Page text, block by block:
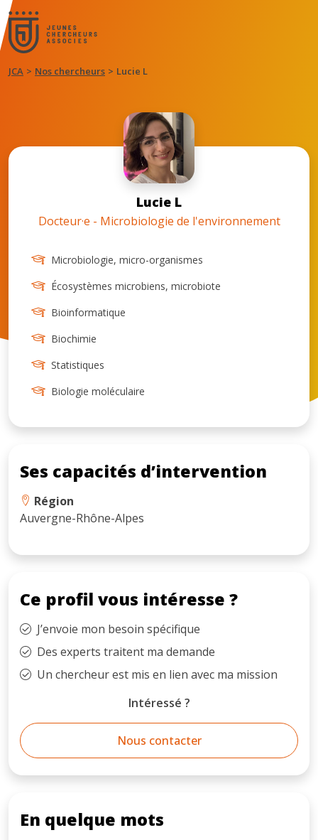
JCA Nos chercheurs Lucie L
Lucie L
Docteur·e - Microbiologie de l'environnement
Microbiologie, micro-organismes
Écosystèmes microbiens, microbiote
Bioinformatique
Biochimie
Statistiques
Biologie moléculaire
Ses capacités d’intervention
Région
Auvergne-Rhône-Alpes
Ce profil vous intéresse ?
J’envoie mon besoin spécifique
Des experts traitent ma demande
Un chercheur est mis en lien avec ma mission
Intéressé ?
Nous contacter
En quelque mots